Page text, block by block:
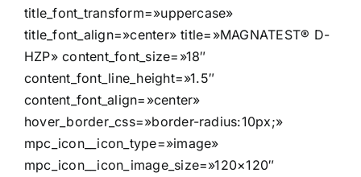
title_font_transform=»uppercase»
title_font_align=»center» title=»MAGNATEST® D-
HZP» content_font_size=»18″
content_font_line_height=»1.5″
content_font_align=»center»
hover_border_css=»border-radius:10px;»
mpc_icon__icon_type=»image»
mpc_icon__icon_image_size=»120×120″